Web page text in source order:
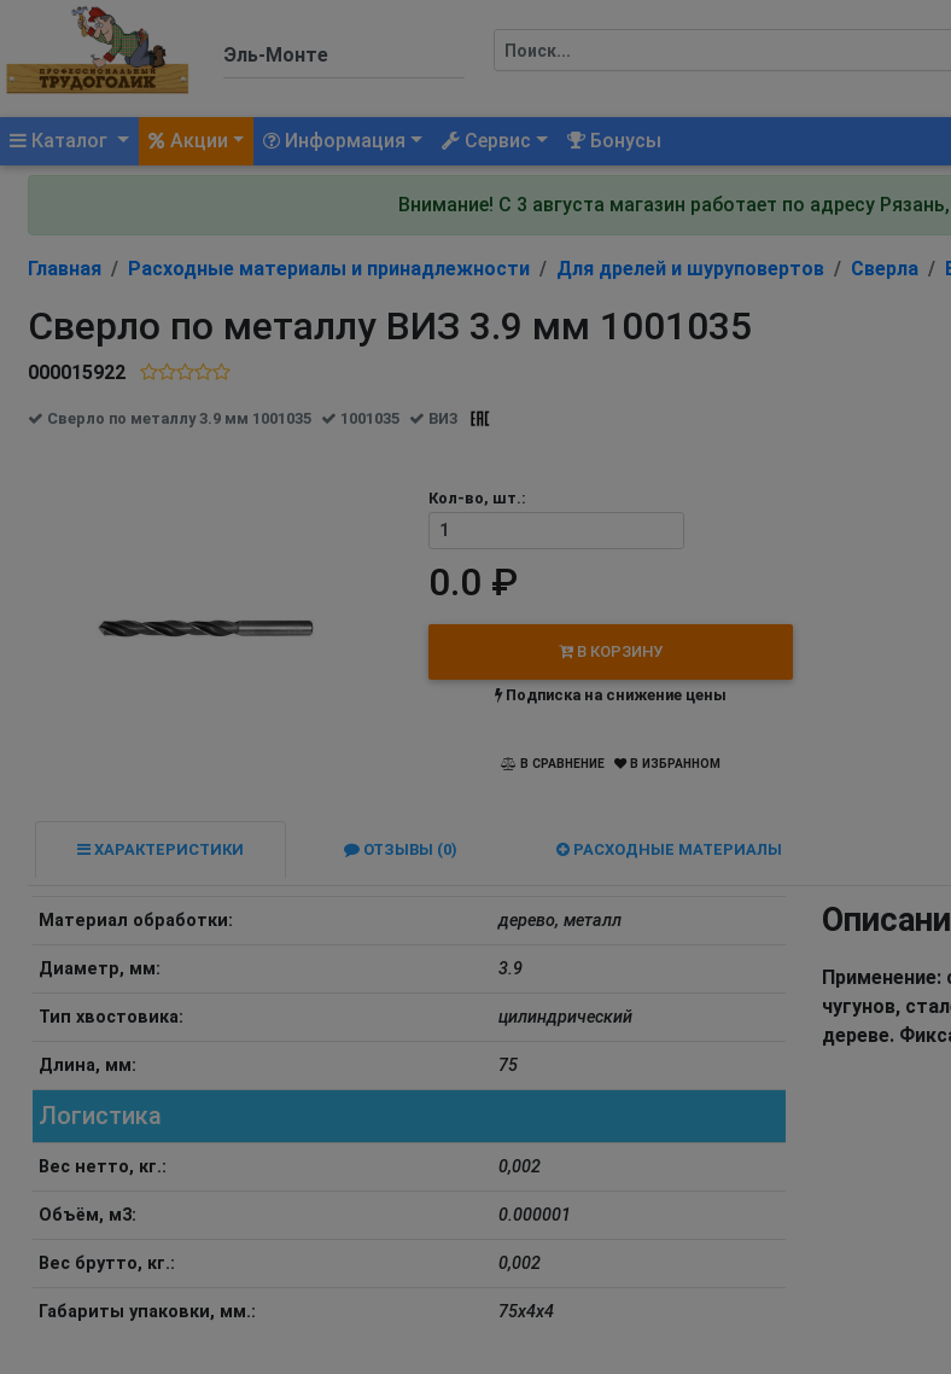
Каталог (current)Акции Информация Сервис Бонусы
Внимание! С 3 августа магазин работает по адресу
Главная Расходные материалы и принадлежности Для дрелей и шуруповертов Сверла
Сверло по металлу ВИЗ 3.9 мм 1001035
000015922
Сверло по металлу 3.9 мм 1001035 1001035 ВИЗ
Кол-во, шт.:
0.0 ₽
В КОРЗИНУ
Подписка на снижение цены
В СРАВНЕНИЕ В ИЗБРАННОМ
ХАРАКТЕРИСТИКИ ОТЗЫВЫ (0) РАСХОДНЫЕ МАТЕРИАЛЫ
Материал обработки: дерево, металл
Диаметр, мм: 3.9
Тип хвостовика: цилиндрический
Длина, мм: 75
Логистика
Вес нетто, кг.: 0,002
Объём, м3: 0.000001
Вес брутто, кг.: 0,002
Габариты упаковки, мм.: 75x4x4
Применение:
чугунов,
дереве.